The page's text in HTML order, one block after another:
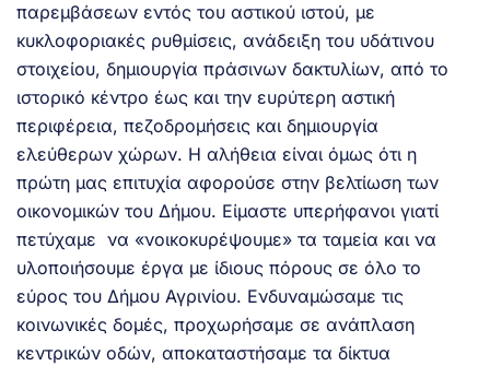
παρεμβάσεων εντός του αστικού ιστού, με
κυκλοφοριακές ρυθμίσεις, ανάδειξη του υδάτινου
στοιχείου, δημιουργία πράσινων δακτυλίων, από το
ιστορικό κέντρο έως και την ευρύτερη αστική
περιφέρεια, πεζοδρομήσεις και δημιουργία
ελεύθερων χώρων. Η αλήθεια είναι όμως ότι η
πρώτη μας επιτυχία αφορούσε στην βελτίωση των
οικονομικών του Δήμου. Είμαστε υπερήφανοι γιατί
πετύχαμε να «νοικοκυρέψουμε» τα ταμεία και να
υλοποιήσουμε έργα με ίδιους πόρους σε όλο το
εύρος του Δήμου Αγρινίου. Ενδυναμώσαμε τις
κοινωνικές δομές, προχωρήσαμε σε ανάπλαση
κεντρικών οδών, αποκαταστήσαμε τα δίκτυα